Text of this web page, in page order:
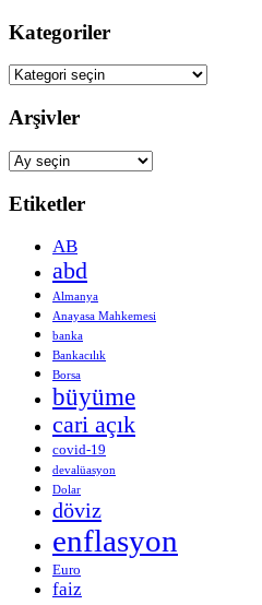
Kategoriler
Kategoriler
Arşivler
Arşivler
Etiketler
AB
abd
Almanya
Anayasa Mahkemesi
banka
Bankacılık
Borsa
büyüme
cari açık
covid-19
devalüasyon
Dolar
döviz
enflasyon
Euro
faiz